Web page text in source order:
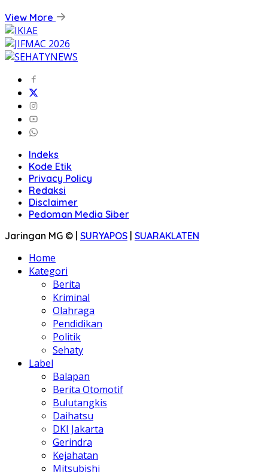
View More
Indeks
Kode Etik
Privacy Policy
Redaksi
Disclaimer
Pedoman Media Siber
Jaringan MG © | SURYAPOS | SUARAKLATEN
Home
Kategori
Berita
Kriminal
Olahraga
Pendidikan
Politik
Sehaty
Label
Balapan
Berita Otomotif
Bulutangkis
Daihatsu
DKI Jakarta
Gerindra
Kejahatan
Mitsubishi